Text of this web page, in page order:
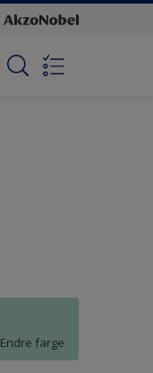
Endre farge